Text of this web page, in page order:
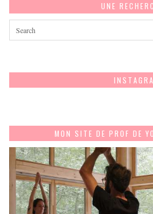
UNE
MON SITE DE PROF DE